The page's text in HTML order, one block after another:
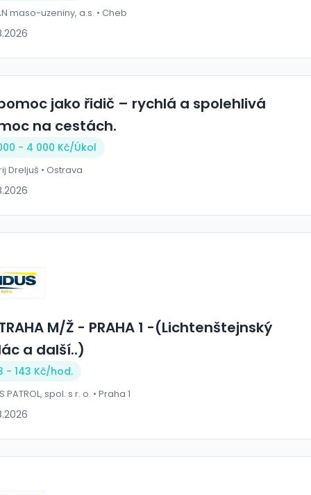
maso-uzeniny, a.s. • Cheb
jako řidič – rychlá a spolehlivá
na cestách.
- 4 000 Kč/Úkol
Dreljuš • Ostrava
M/Ž - PRAHA 1 -(Lichtenštejnský
a další..)
- 143 Kč/hod.
PATROL, spol. s r. o. • Praha 1